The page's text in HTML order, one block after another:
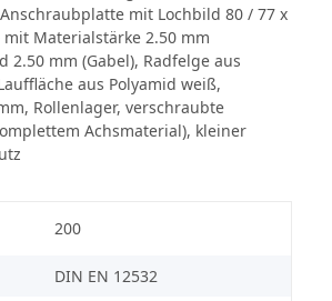
mit Lochbild 80 / 77 x
mit Materialstärke 2.50 mm
2.50 mm (Gabel), Radfelge aus
aus Polyamid weiß,
Rollenlager, verschraubte
Achsmaterial), kleiner
200
DIN EN 12532